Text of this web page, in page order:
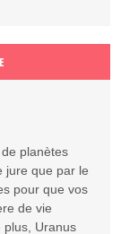
planètes
jure que par le
pour que vos
de vie
plus, Uranus